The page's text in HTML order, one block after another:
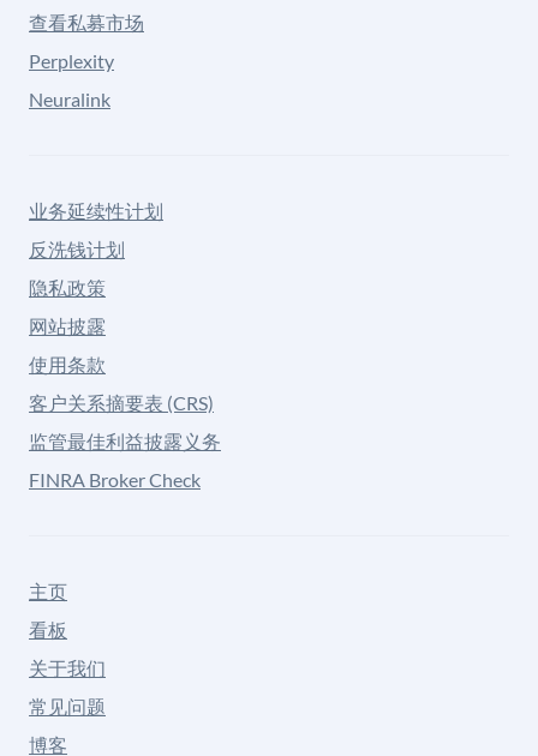
查看私募市场
Perplexity
Neuralink
业务延续性计划
反洗钱计划
隐私政策
网站披露
使用条款
客户关系摘要表 (CRS)
监管最佳利益披露义务
FINRA Broker Check
主页
看板
关于我们
常见问题
博客